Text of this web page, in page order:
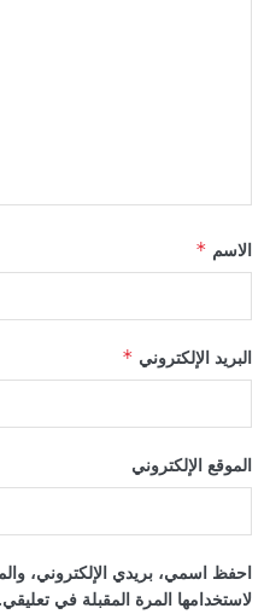
الاسم *
البريد الإلكتروني *
الموقع الإلكتروني
احفظ اسمي، بريدي الإلكتروني،
لاستخدامها المرة المقبلة في تعليقي.